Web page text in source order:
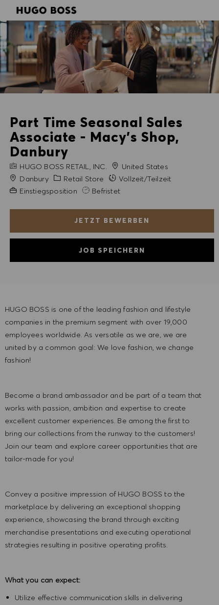
Part Time Seasonal Sales
Associate - Macy's Shop,
Danbury
FIRMENNAME
HUGO BOSS RETAIL, INC.
United States
StadtDanbury Kategorie
Retail Store
Vollzeit/Teilzeit
Erfahrung erforderlich
Einstiegsposition Befristet
JETZT BEWERBEN
JOB SPEICHERN
HUGO BOSS is one of the leading fashion and lifestyle
companies in the premium segment with over 19,000
employees worldwide. As versatile as we are, we are
united by a common goal: We love fashion, we change
fashion!
Become a brand ambassador and be part of a team that
works with passion, ambition and expertise to create
excellent customer experiences. Be among the first to
bring our collections from the runway to the customers!
Join our team and explore career opportunities that are
tailor-made for you!
Convey a positive impression of HUGO BOSS to the
marketplace by delivering an exceptional shopping
experience, showcasing the brand through exciting
merchandise presentations and executing operational
strategies resulting in positive operating profits.
What you can expect:
Utilize effective communication skills in delivering